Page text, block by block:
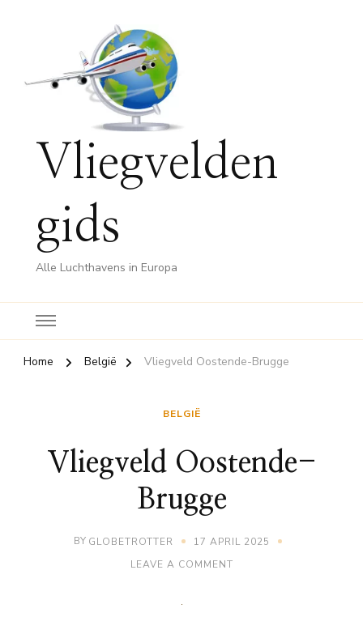
Vliegvelden
gids
Alle Luchthavens in Europa
Home België Vliegveld Oostende-Brugge
BELGIË
Vliegveld Oostende-
Brugge
BY GLOBETROTTER
17 APRIL 2025
LEAVE A COMMENTON